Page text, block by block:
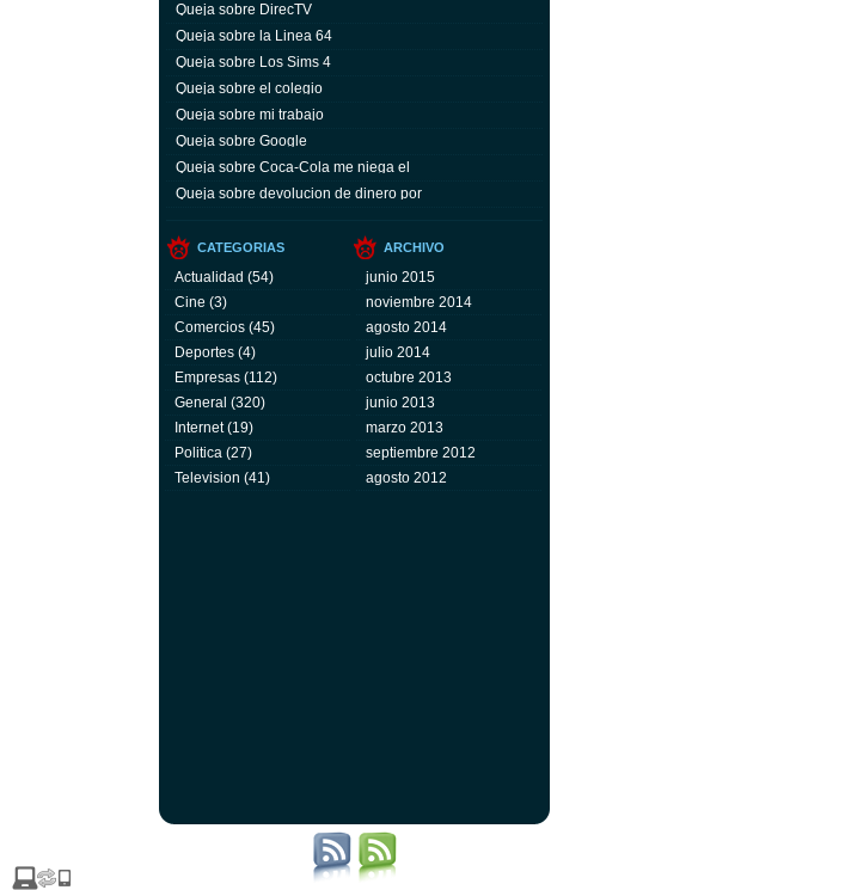
Queja sobre DirecTV
Queja sobre la Linea 64
Queja sobre Los Sims 4
Queja sobre el colegio
Queja sobre mi trabajo
Queja sobre Google
Queja sobre Coca-Cola me niega el
servicio y facturas
Queja sobre devolucion de dinero por
CATEGORIAS ARCHIVO
Actualidad (54)
Cine (3)
Comercios (45)
Deportes (4)
Empresas (112)
General (320)
Internet(19)
Politica (27)
Television (41)
junio 2015
noviembre 2014
agosto 2014
julio 2014
octubre 2013
junio 2013
marzo 2013
septiembre 2012
agosto 2012